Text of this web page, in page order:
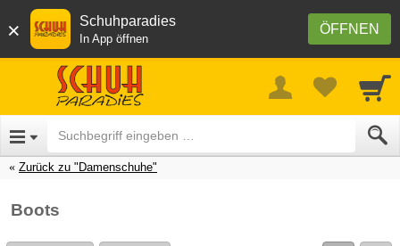
× ÖFFNEN
Schuhparadies
In App öffnen
Zurück zu "Damenschuhe"
Boots